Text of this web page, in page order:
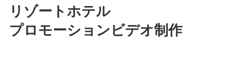
リゾートホテル
プロモーションビデオ制作